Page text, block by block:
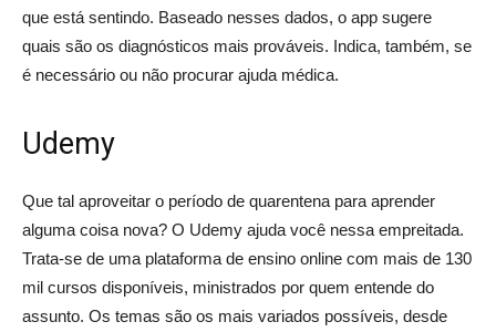
que está sentindo. Baseado nesses dados, o app sugere
quais são os diagnósticos mais prováveis. Indica, também, se
é necessário ou não procurar ajuda médica.
Udemy
Que tal aproveitar o período de quarentena para aprender
alguma coisa nova? O Udemy ajuda você nessa empreitada.
Trata-se de uma plataforma de ensino online com mais de 130
mil cursos disponíveis, ministrados por quem entende do
assunto. Os temas são os mais variados possíveis, desde